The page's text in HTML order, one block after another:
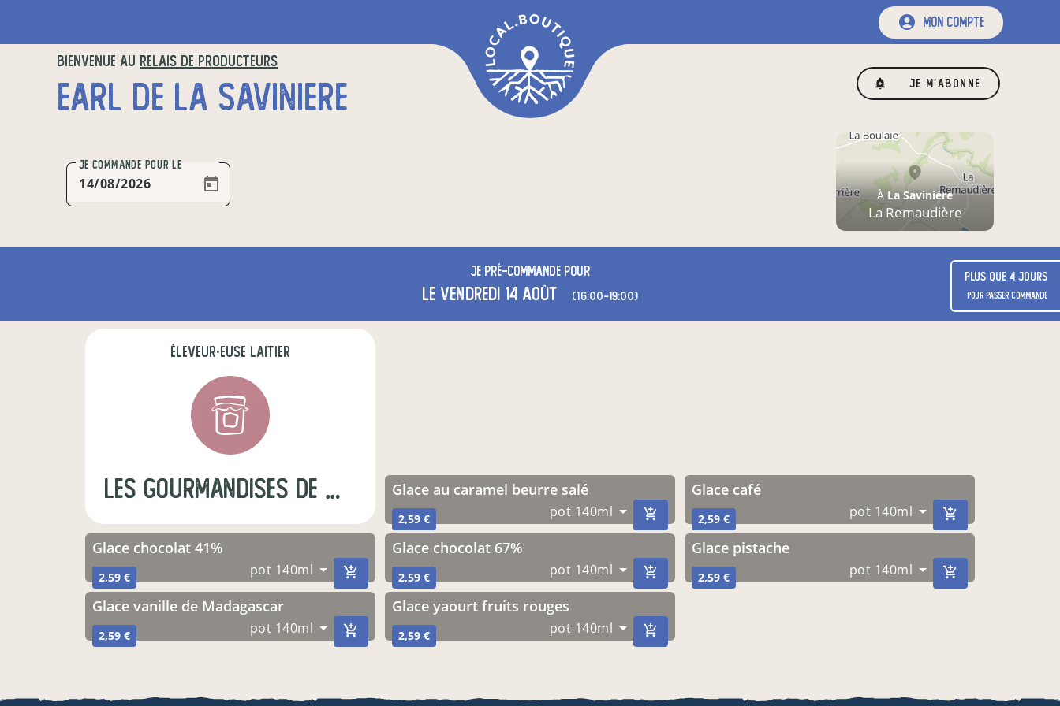
mon compte
BIENVENUE AU RELAIS DE PRODUCTEURS
EARL DE LA SAVINIERE Je m'abonne
JE COMMANDE POUR LE
À La Savinière
La Remaudière
Je pré-commandepour
le vendredi 14 août (16:00-19:00)
Plus que 4 jours
pour passer commande
éleveur·euse laitier
Les Gourmandises de Marguerite Glace au caramel beurre salé
2,59 € pot 140ml
glace café
2,59 € pot 140ml
Glace chocolat 41%
2,59 € pot 140ml
Glace chocolat 67%
2,59 € pot 140ml
Glace pistache
2,59 € pot 140ml
Glace vanille de Madagascar
2,59 € pot 140ml
Glace yaourt fruits rouges
2,59 € pot 140ml